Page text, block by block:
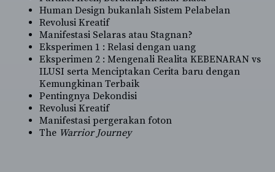
Human Design bukanlah Sistem Pelabelan
Revolusi Kreatif
Manifestasi Selaras atau Stagnan?
Eksperimen 1 : Relasi dengan uang
Eksperimen 2 : Mengenali Realita KEBENARAN vs
ILUSI serta Menciptakan Cerita baru dengan
Kemungkinan Terbaik
Pentingnya Dekondisi
Revolusi Kreatif
Manifestasi pergerakan foton
The Warrior Journey